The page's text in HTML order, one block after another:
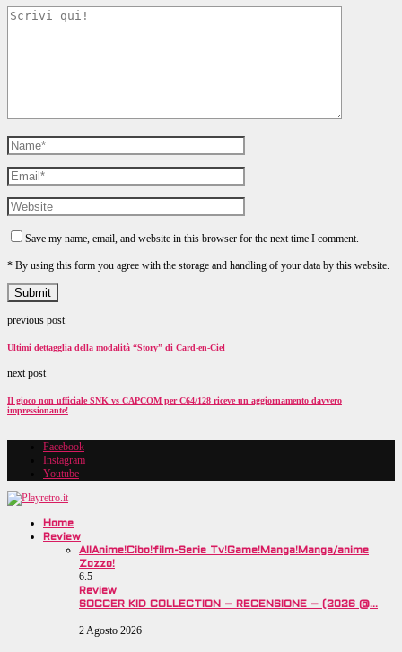
Save my name, email, and website in this browser for the next time I comment.
* By using this form you agree with the storage and handling of your data by this website.
previous post
Ultimi dettagglia della modalità “Story” di Card-en-Ciel
next post
Il gioco non ufficiale SNK vs CAPCOM per C64/128 riceve un aggiornamento davvero
impressionante!
Facebook
Instagram
Youtube
Home
Review
AllAnime!Cibo!film-Serie Tv!Game!Manga!Manga/anime
Zozzo!
6.5
Review
SOCCER KID COLLECTION – RECENSIONE – (2026 @…
2 Agosto 2026